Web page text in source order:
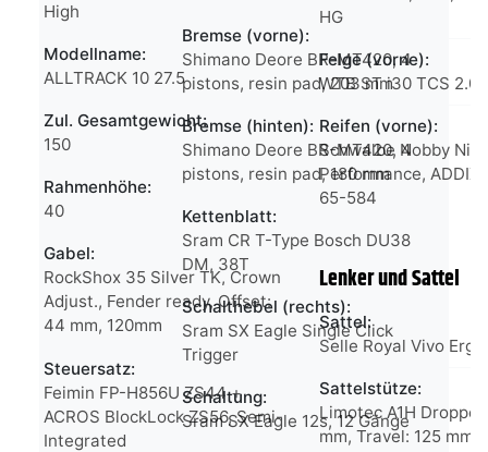
High
Modellname:
ALLTRACK 10 27.5
Zul. Gesamtgewicht:
150
Rahmenhöhe:
40
Gabel:
RockShox 35 Silver TK, Crown
Adjust., Fender ready, Offset:
44 mm, 120mm
Steuersatz:
Feimin FP-H856U ZS44 +
ACROS BlockLock ZS56, Semi-
Integrated
Bremse (vorne):
Shimano Deore BR-MT420, 4
pistons, resin pad, 203 mm
Bremse (hinten):
Shimano Deore BR-MT420, 4
pistons, resin pad, 180 mm
Kettenblatt:
Sram CR T-Type Bosch DU38
DM, 38T
Schalthebel (rechts):
Sram SX Eagle Single Click
Trigger
Schaltung:
Sram SX Eagle 12s, 12 Gänge
HG
Felge (vorne):
WTB ST i30 TCS 2.0
Reifen (vorne):
Schwalbe Nobby Nic
Performance, ADDIX,
65-584
Lenker und Sattel
Sattel:
Selle Royal Vivo Ergo
Sattelstütze:
Limotec A1H
mm, Travel: 125 mm